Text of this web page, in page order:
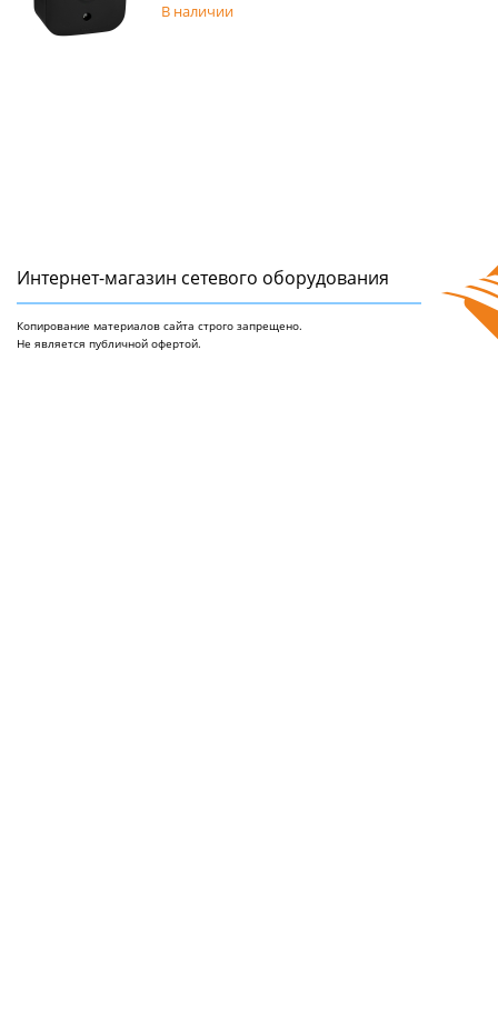
В наличии
Интернет-магазин сетeвого оборудования
Копирование материалов сайта строго запрещено.
Не является публичной офертой.